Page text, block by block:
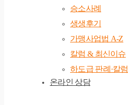
승소사례
생생후기
가맹사업법 A-Z
칼럼 & 최신이슈
하도급 판례·칼럼
온라인 상담